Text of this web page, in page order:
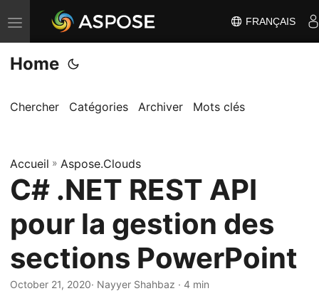
B
a
s
u
r
l
a
n
a
v
i
FRANÇAIS
Home
Chercher Catégories Archiver Mots clés
Accueil » Aspose.Clouds
C# .NET REST API
pour la gestion des
sections PowerPoint
October 21, 2020· Nayyer Shahbaz · 4 min